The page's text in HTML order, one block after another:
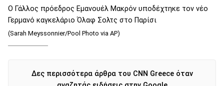
Ο Γάλλος πρόεδρος Εμανουέλ Μακρόν υποδέχτηκε τον νέο
Γερμανό καγκελάριο Όλαφ Σολτς στο Παρίσι
(Sarah Meyssonnier/Pool Photo via AP)
Δες περισσότερα άρθρα του CNN Greece όταν